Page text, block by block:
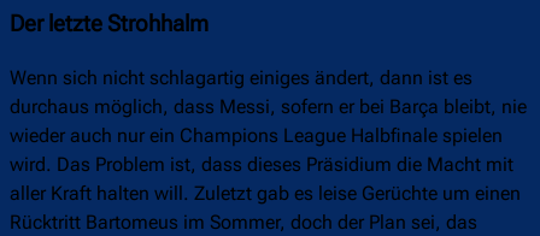
Der letzte Strohhalm
Wenn sich nicht schlagartig einiges ändert, dann ist es
durchaus möglich, dass Messi, sofern er bei Barça bleibt, nie
wieder auch nur ein Champions League Halbfinale spielen
wird. Das Problem ist, dass dieses Präsidium die Macht mit
aller Kraft halten will. Zuletzt gab es leise Gerüchte um einen
Rücktritt Bartomeus im Sommer, doch der Plan sei, das